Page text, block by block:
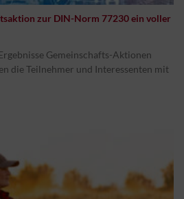
zur DIN-Norm 77230 ein voller
Gemeinschafts-Aktionen
die Teilnehmer und Interessenten mit